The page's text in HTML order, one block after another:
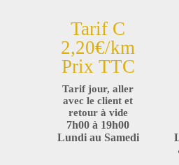
Tarif C
2,20€/km
Prix TTC
Tarif jour, aller
avec le client et
retour à vide
7h00 à 19h00
Lundi au Samedi